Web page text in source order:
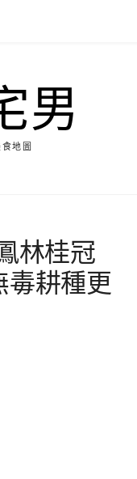
男
地圖
林桂冠
毒耕種更